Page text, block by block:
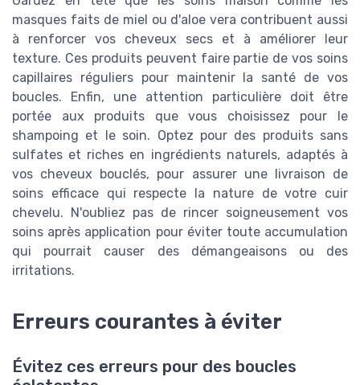
masques faits de miel ou d'aloe vera contribuent aussi
à renforcer vos cheveux secs et à améliorer leur
texture. Ces produits peuvent faire partie de vos soins
capillaires réguliers pour maintenir la santé de vos
boucles. Enfin, une attention particulière doit être
portée aux produits que vous choisissez pour le
shampoing et le soin. Optez pour des produits sans
sulfates et riches en ingrédients naturels, adaptés à
vos cheveux bouclés, pour assurer une livraison de
soins efficace qui respecte la nature de votre cuir
chevelu. N'oubliez pas de rincer soigneusement vos
soins après application pour éviter toute accumulation
qui pourrait causer des démangeaisons ou des
irritations.
Erreurs courantes à éviter
Évitez ces erreurs pour des boucles